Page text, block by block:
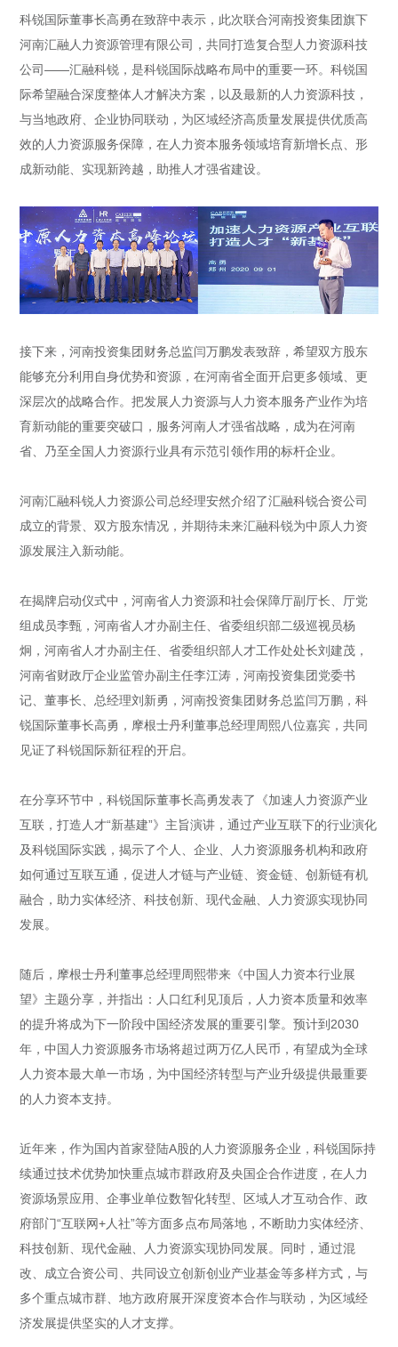
科锐国际董事长高勇在致辞中表示，此次联合河南投资集团旗下
河南汇融人力资源管理有限公司，共同打造复合型人力资源科技
公司——汇融科锐，是科锐国际战略布局中的重要一环。科锐国
际希望融合深度整体人才解决方案，以及最新的人力资源科技，
与当地政府、企业协同联动，为区域经济高质量发展提供优质高
效的人力资源服务保障，在人力资本服务领域培育新增长点、形
成新动能、实现新跨越，助推人才强省建设。
接下来，河南投资集团财务总监闫万鹏发表致辞，希望双方股东
能够充分利用自身优势和资源，在河南省全面开启更多领域、更
深层次的战略合作。把发展人力资源与人力资本服务产业作为培
育新动能的重要突破口，服务河南人才强省战略，成为在河南
省、乃至全国人力资源行业具有示范引领作用的标杆企业。
河南汇融科锐人力资源公司总经理安然介绍了汇融科锐合资公司
成立的背景、双方股东情况，并期待未来汇融科锐为中原人力资
源发展注入新动能。
在揭牌启动仪式中，河南省人力资源和社会保障厅副厅长、厅党
组成员李甄，河南省人才办副主任、省委组织部二级巡视员杨
炯，河南省人才办副主任、省委组织部人才工作处处长刘建茂，
河南省财政厅企业监管办副主任李江涛，河南投资集团党委书
记、董事长、总经理刘新勇，河南投资集团财务总监闫万鹏，科
锐国际董事长高勇，摩根士丹利董事总经理周熙八位嘉宾，共同
见证了科锐国际新征程的开启。
在分享环节中，科锐国际董事长高勇发表了《加速人力资源产业
互联，打造人才“新基建”》主旨演讲，通过产业互联下的行业演化
及科锐国际实践，揭示了个人、企业、人力资源服务机构和政府
如何通过互联互通，促进人才链与产业链、资金链、创新链有机
融合，助力实体经济、科技创新、现代金融、人力资源实现协同
发展。
随后，摩根士丹利董事总经理周熙带来《中国人力资本行业展
望》主题分享，并指出：人口红利见顶后，人力资本质量和效率
的提升将成为下一阶段中国经济发展的重要引擎。预计到2030
年，中国人力资源服务市场将超过两万亿人民币，有望成为全球
人力资本最大单一市场，为中国经济转型与产业升级提供最重要
的人力资本支持。
近年来，作为国内首家登陆A股的人力资源服务企业，科锐国际持
续通过技术优势加快重点城市群政府及央国企合作进度，在人力
资源场景应用、企事业单位数智化转型、区域人才互动合作、政
府部门“互联网+人社”等方面多点布局落地，不断助力实体经济、
科技创新、现代金融、人力资源实现协同发展。同时，通过混
改、成立合资公司、共同设立创新创业产业基金等多样方式，与
多个重点城市群、地方政府展开深度资本合作与联动，为区域经
济发展提供坚实的人才支撑。